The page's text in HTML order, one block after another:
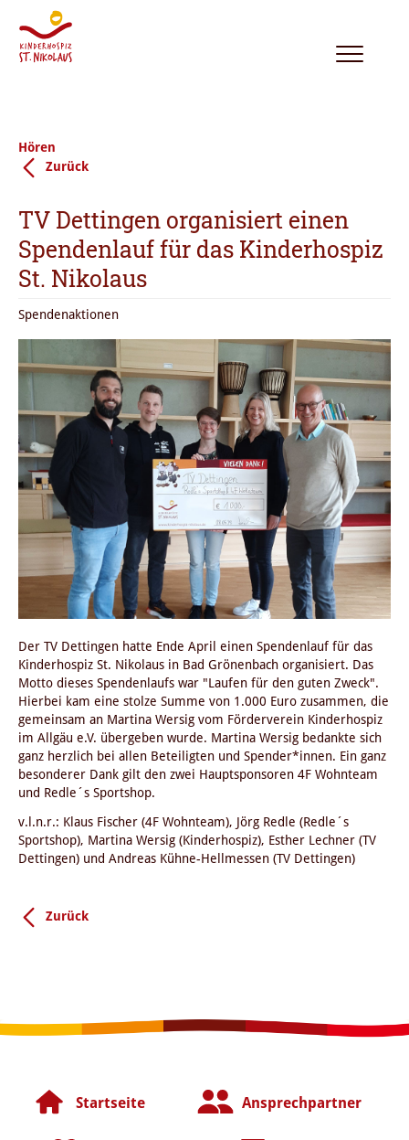
Toggle
Hören
Zurück
TV Dettingen organisiert einen
Spendenlauf für das Kinderhospiz
St. Nikolaus
Spendenaktionen
Der TV Dettingen hatte Ende April einen Spendenlauf für das
Kinderhospiz St. Nikolaus in Bad Grönenbach organisiert. Das
Motto dieses Spendenlaufs war "Laufen für den guten Zweck".
Hierbei kam eine stolze Summe von 1.000 Euro zusammen, die
gemeinsam an Martina Wersig vom Förderverein Kinderhospiz
im Allgäu e.V. übergeben wurde. Martina Wersig bedankte sich
ganz herzlich bei allen Beteiligten und Spender*innen. Ein ganz
besonderer Dank gilt den zwei Hauptsponsoren 4F Wohnteam
und Redle´s Sportshop.
v.l.n.r.: Klaus Fischer (4F Wohnteam), Jörg Redle (Redle´s
Sportshop), Martina Wersig (Kinderhospiz), Esther Lechner (TV
Dettingen) und Andreas Kühne-Hellmessen (TV Dettingen)
Zurück
Startseite Ansprechpartner